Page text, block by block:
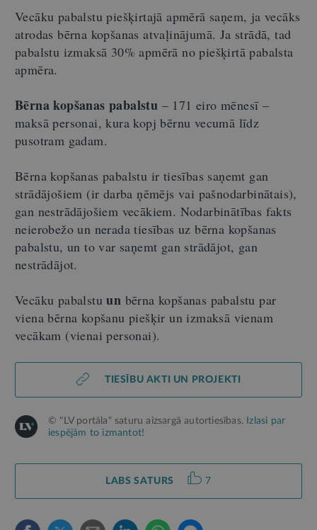
Vecāku pabalstu piešķirtajā apmērā saņem, ja vecāks
atrodas bērna kopšanas atvaļinājumā. Ja strādā, tad
pabalstu izmaksā 30% apmērā no piešķirtā pabalsta
apmēra.
Bērna kopšanas pabalstu – 171 eiro mēnesī –
maksā personai, kura kopj bērnu vecumā līdz
pusotram gadam.
Bērna kopšanas pabalstu ir tiesības saņemt gan
strādājošiem (ir darba ņēmējs vai pašnodarbinātais),
gan nestrādājošiem vecākiem. Nodarbinātības fakts
neierobežo un nerada tiesības uz bērna kopšanas
pabalstu, un to var saņemt gan strādājot, gan
nestrādājot.
Vecāku pabalstuun bērna kopšanas pabalstu par
viena bērna kopšanu piešķir un izmaksā vienam
vecākam (vienai personai).
TIESĪBU AKTI UN PROJEKTI
© "LV portāla" saturu aizsargā autortiesības.
Izlasi par
iespējām to izmantot!
LABS SATURS 7